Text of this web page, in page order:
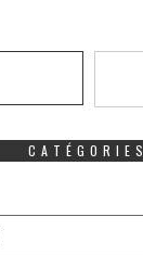
CATÉGORIES